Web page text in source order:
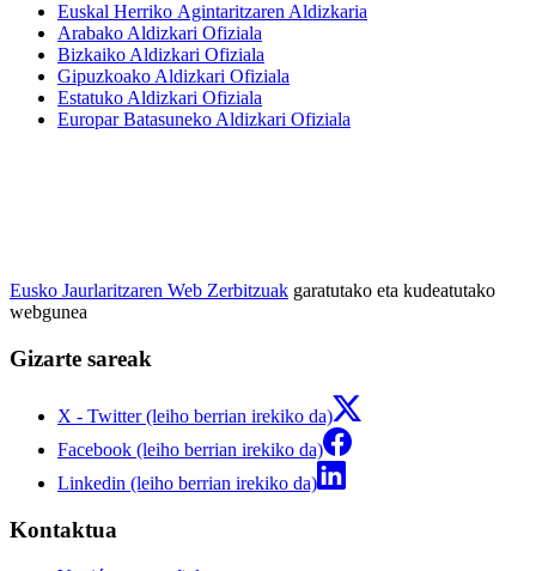
Euskal Herriko Agintaritzaren Aldizkaria
Arabako Aldizkari Ofiziala
Bizkaiko Aldizkari Ofiziala
Gipuzkoako Aldizkari Ofiziala
Estatuko Aldizkari Ofiziala
Europar Batasuneko Aldizkari Ofiziala
Eusko Jaurlaritzaren Web Zerbitzuak garatutako eta kudeatutako
webgunea
Gizarte sareak
X - Twitter (leiho berrian irekiko da)
Facebook (leiho berrian irekiko da)
Linkedin (leiho berrian irekiko da)
Kontaktua